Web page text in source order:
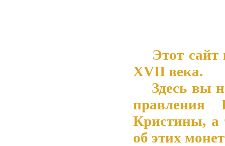
Этот сайт
XVII века.
Здесь вы
Кристины, а
об этих